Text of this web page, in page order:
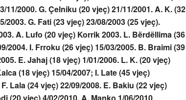
11/2000. G. Çelniku (20 vjeç) 21/11/2001. A. K. (32
G. Fati (23 vjeç) 23/08/2003 (25 vjeç).
A. Lufo (20 vjeç) Korrik 2003. L. Bërdëllima (36
2004. I. Frroku (26 vjeç) 15/03/2005. B. Braimi (39
E. Jahaj (18 vjeç) 1/01/2006. L. K. (20 vjeç)
(18 vjeç) 15/04/2007; I. Late (45 vjeç)
Lala (24 vjeç) 22/09/2008. E. Bakiu (22 vjeç)